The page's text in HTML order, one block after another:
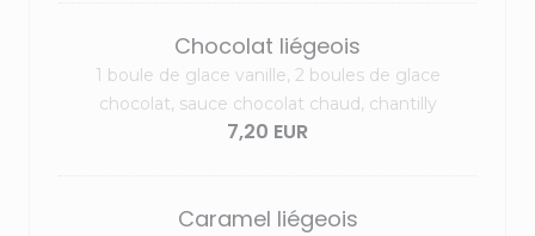
Chocolat liégeois
1 boule de glace vanille, 2 boules de glace
chocolat, sauce chocolat chaud, chantilly
7,20 EUR
Caramel liégeois